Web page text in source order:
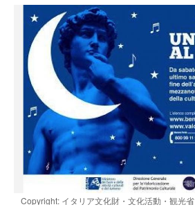
Copyright: イタリア文化財・文化活動・観光省